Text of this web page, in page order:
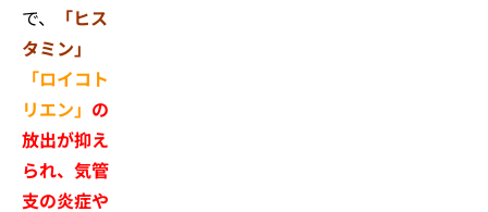
で、
「ヒス
タミン」
「ロイコト
リエン」 の
放出が抑え
られ、気管
支の炎症や